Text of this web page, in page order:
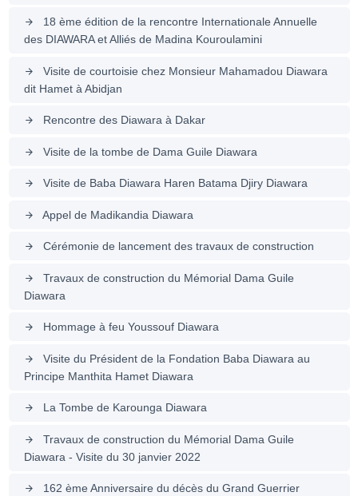
arrow_forward
18 ème édition de la rencontre Internationale Annuelle
des DIAWARA et Alliés de Madina Kouroulamini
arrow_forward
Visite de courtoisie chez Monsieur Mahamadou Diawara
dit Hamet à Abidjan
arrow_forward Rencontre des Diawara à Dakar
arrow_forward Visite de la tombe de Dama Guile Diawara
arrow_forward Visite de Baba Diawara Haren Batama Djiry Diawara
arrow_forward Appel de Madikandia Diawara
arrow_forward Cérémonie de lancement des travaux de construction
arrow_forward
Travaux de construction du Mémorial Dama Guile
Diawara
arrow_forward Hommage à feu Youssouf Diawara
arrow_forward
Visite du Président de la Fondation Baba Diawara au
Principe Manthita Hamet Diawara
arrow_forward La Tombe de Karounga Diawara
arrow_forward
Travaux de construction du Mémorial Dama Guile
Diawara - Visite du 30 janvier 2022
arrow_forward
162 ème Anniversaire du décès du Grand Guerrier